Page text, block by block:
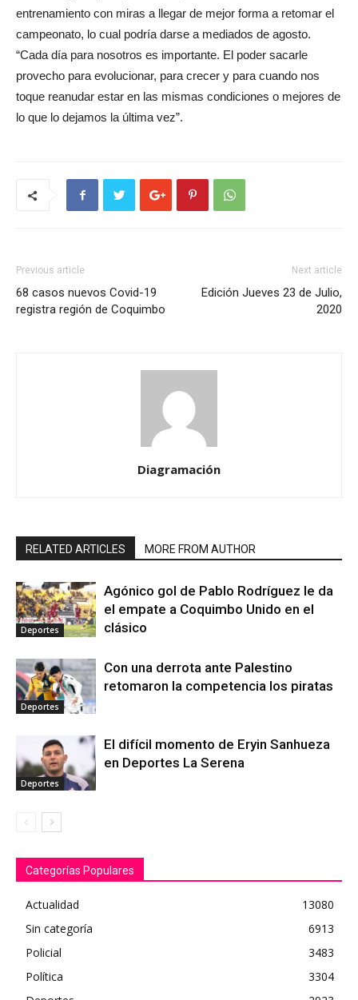
entrenamiento con miras a llegar de mejor forma a retomar el
campeonato, lo cual podría darse a mediados de agosto.
“Cada día para nosotros es importante. El poder sacarle
provecho para evolucionar, para crecer y para cuando nos
toque reanudar estar en las mismas condiciones o mejores de
lo que lo dejamos la última vez”.
Previous article
68 casos nuevos Covid-19
registra región de Coquimbo
Next article
Edición Jueves 23 de Julio,
2020
Diagramación
RELATED ARTICLES MORE FROM AUTHOR
Deportes
Agónico gol de Pablo Rodríguez le da
el empate a Coquimbo Unido en el
clásico
Deportes
Con una derrota ante Palestino
retomaron la competencia los piratas
Deportes
El difícil momento de Eryin Sanhueza
en Deportes La Serena
Categorías Populares
Actualidad
13080
Sin categoría
6913
Policial
3483
Política
3304